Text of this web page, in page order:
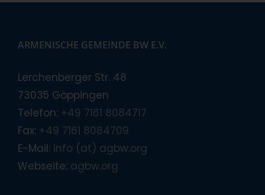
ARMENISCHE GEMEINDE BW E.V.
Lerchenberger Str. 48
73035 Göppingen
Telefon: +49 7161 8084717
Fax: +49 7161 8084709
E-Mail: info (at) agbw.org
Webseite: agbw.org